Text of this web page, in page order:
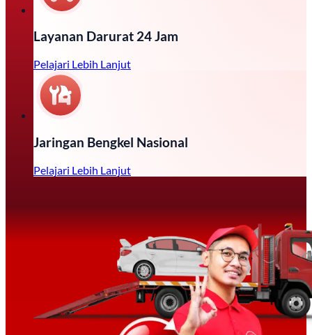
Layanan Darurat 24 Jam
Pelajari Lebih Lanjut
Jaringan Bengkel Nasional
Pelajari Lebih Lanjut